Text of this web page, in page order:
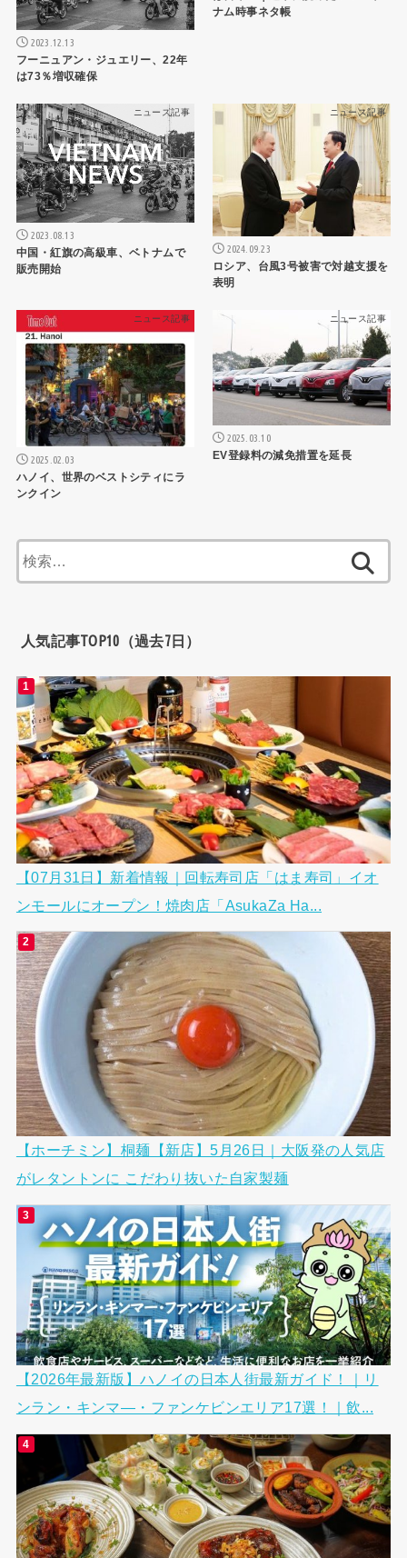
2023.12.13
フーニュアン・ジュエリー、22年
は73％増収確保
ナム時事ネタ帳
ニュース記事
2023.08.13
中国・紅旗の高級車、ベトナムで
販売開始
ニュース記事
2024.09.23
ロシア、台風3号被害で対越支援を
表明
ニュース記事
2025.02.03
ハノイ、世界のベストシティにラ
ンクイン
ニュース記事
2025.03.10
EV登録料の減免措置を延長
索:
人気記事TOP10（過去7日）
【07月31日】新着情報｜回転寿司店「はま寿司」イオ
ンモールにオープン！焼肉店「AsukaZa Ha...
【ホーチミン】桐麺【新店】5月26日｜大阪発の人気店
がレタントンに こだわり抜いた自家製麺
【2026年最新版】ハノイの日本人街最新ガイド！｜リ
ンラン・キンマ―・ファンケビンエリア17選！｜飲...